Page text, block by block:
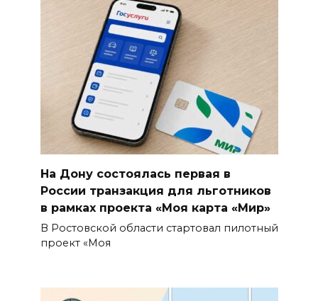
На Дону состоялась первая в
России транзакция для льготников
в рамках проекта «Моя карта «Мир»
В Ростовской области стартовал пилотный
проект «Моя